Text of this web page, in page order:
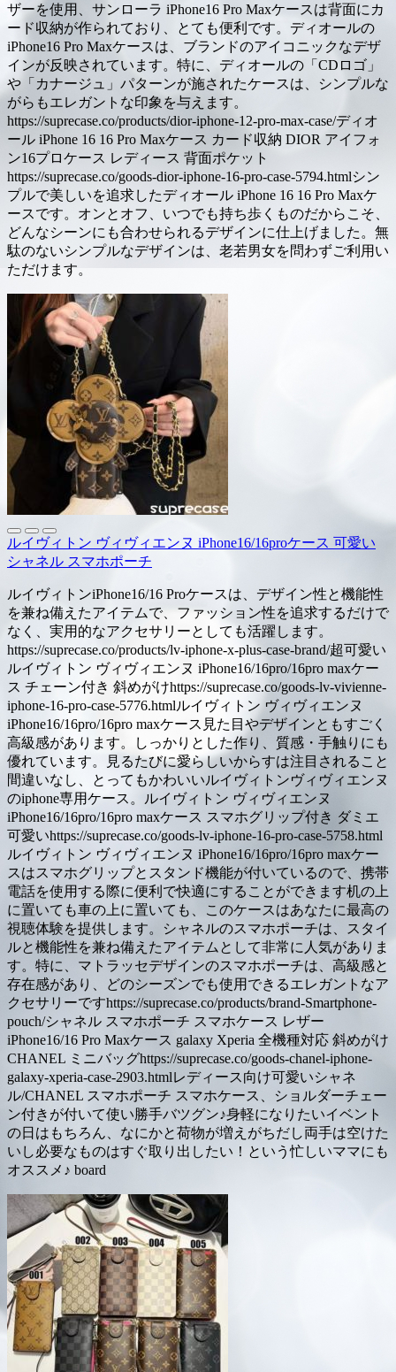
ザーを使用、サンローラ iPhone16 Pro Maxケースは背面にカ
ード収納が作られており、とても便利です。ディオールの
iPhone16 Pro Maxケースは、ブランドのアイコニックなデザ
インが反映されています。特に、ディオールの「CDロゴ」
や「カナージュ」パターンが施されたケースは、シンプルな
がらもエレガントな印象を与えます。
https://suprecase.co/products/dior-iphone-12-pro-max-case/ディオ
ール iPhone 16 16 Pro Maxケース カード収納 DIOR アイフォ
ン16プロケース レディース 背面ポケット
https://suprecase.co/goods-dior-iphone-16-pro-case-5794.htmlシン
プルで美しいを追求したディオール iPhone 16 16 Pro Maxケ
ースです。オンとオフ、いつでも持ち歩くものだからこそ、
どんなシーンにも合わせられるデザインに仕上げました。無
駄のないシンプルなデザインは、老若男女を問わずご利用い
ただけます。
ルイヴィトン ヴィヴィエンヌ iPhone16/16proケース 可愛い
シャネル スマホポーチ
ルイヴィトンiPhone16/16 Proケースは、デザイン性と機能性
を兼ね備えたアイテムで、ファッション性を追求するだけで
なく、実用的なアクセサリーとしても活躍します。
https://suprecase.co/products/lv-iphone-x-plus-case-brand/超可愛い
ルイヴィトン ヴィヴィエンヌ iPhone16/16pro/16pro maxケー
ス チェーン付き 斜めがけhttps://suprecase.co/goods-lv-vivienne-
iphone-16-pro-case-5776.htmlルイヴィトン ヴィヴィエンヌ
iPhone16/16pro/16pro maxケース見た目やデザインともすごく
高級感があります。しっかりとした作り、質感・手触りにも
優れています。見るたびに愛らしいからすは注目されること
間違いなし、とってもかわいいルイヴィトンヴィヴィエンヌ
のiphone専用ケース。ルイヴィトン ヴィヴィエンヌ
iPhone16/16pro/16pro maxケース スマホグリップ付き ダミエ
可愛いhttps://suprecase.co/goods-lv-iphone-16-pro-case-5758.html
ルイヴィトン ヴィヴィエンヌ iPhone16/16pro/16pro maxケー
スはスマホグリップとスタンド機能が付いているので、携帯
電話を使用する際に便利で快適にすることができます机の上
に置いても車の上に置いても、このケースはあなたに最高の
視聴体験を提供します。シャネルのスマホポーチは、スタイ
ルと機能性を兼ね備えたアイテムとして非常に人気がありま
す。特に、マトラッセデザインのスマホポーチは、高級感と
存在感があり、どのシーズンでも使用できるエレガントなア
クセサリーですhttps://suprecase.co/products/brand-Smartphone-
pouch/シャネル スマホポーチ スマホケース レザー
iPhone16/16 Pro Maxケース galaxy Xperia 全機種対応 斜めがけ
CHANEL ミニバッグhttps://suprecase.co/goods-chanel-iphone-
galaxy-xperia-case-2903.htmlレディース向け可愛いシャネ
ル/CHANEL スマホポーチ スマホケース、ショルダーチェー
ン付きが付いて使い勝手バツグン♪身軽になりたいイベント
の日はもちろん、なにかと荷物が増えがちだし両手は空けた
いし必要なものはすぐ取り出したい！という忙しいママにも
オススメ♪ board